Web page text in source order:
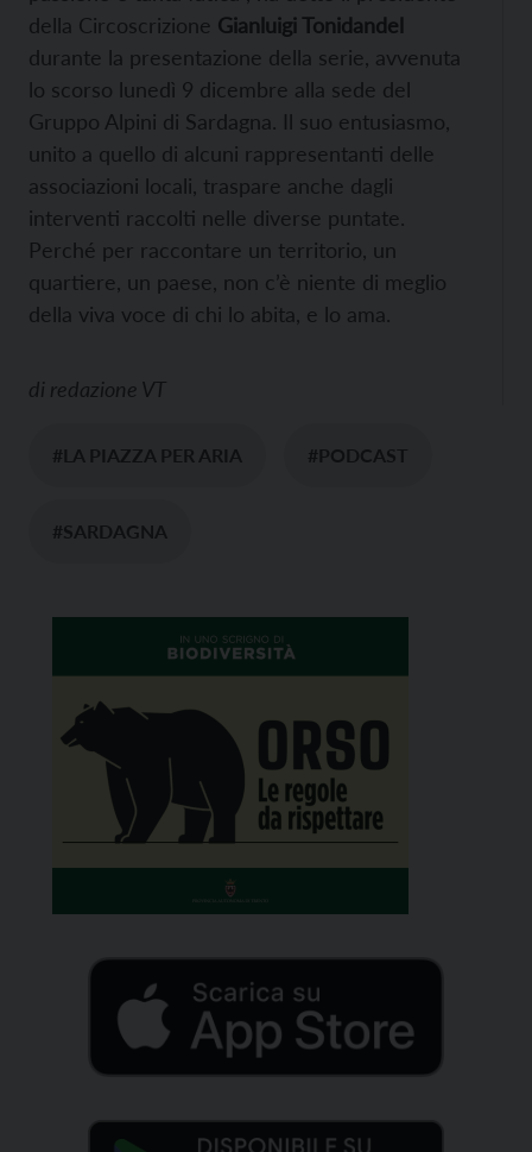
della Circoscrizione Gianluigi Tonidandel
durante la presentazione della serie, avvenuta
lo scorso lunedì 9 dicembre alla sede del
Gruppo Alpini di Sardagna. Il suo entusiasmo,
unito a quello di alcuni rappresentanti delle
associazioni locali, traspare anche dagli
interventi raccolti nelle diverse puntate.
Perché per raccontare un territorio, un
quartiere, un paese, non c’è niente di meglio
della viva voce di chi lo abita, e lo ama.
di redazione VT
#LA PIAZZA PER ARIA #PODCAST
#SARDAGNA